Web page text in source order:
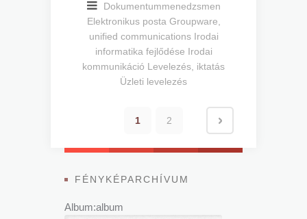
Dokumentummenedzsmen
Elektronikus posta Groupware,
unified communications Irodai
informatika fejlődése Irodai
kommunikáció Levelezés, iktatás
Üzleti levelezés
1 2
FÉNYKÉPARCHÍVUM
Album:album